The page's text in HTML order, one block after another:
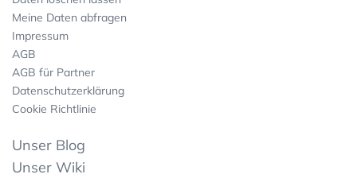
Meine Daten abfragen
Impressum
AGB
AGB für Partner
Datenschutzerklärung
Cookie Richtlinie
Unser Blog
Unser Wiki